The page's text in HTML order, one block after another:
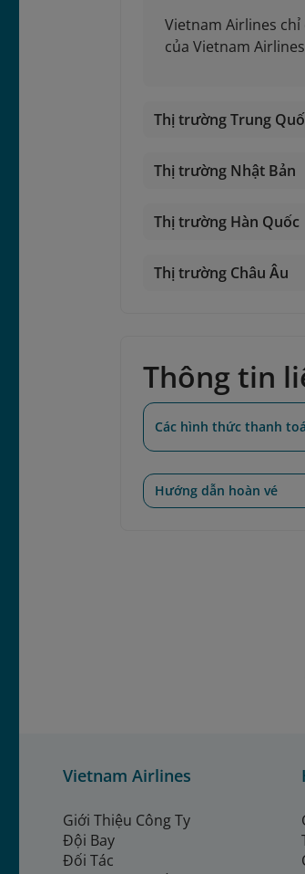
Vietnam Airlines
của Vietnam
Thị trường Trung
Thị trường Nhật Bản
Thị trường Hàn Quốc
Thị trường Châu Âu
Thông tin
Các hình thức thanh
Hướng dẫn hoàn vé
Vietnam Airlines
Giới Thiệu Công Ty
Đội Bay
Đối Tác